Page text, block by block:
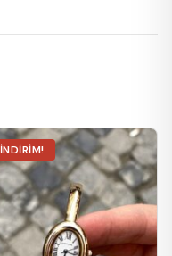
İNDIRIM!